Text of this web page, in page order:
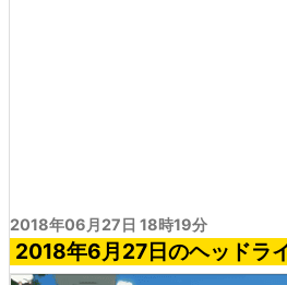
2018年06月27日 18時19分
2018年6月27日のヘッドラ